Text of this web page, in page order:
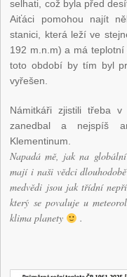
selhati, což byla před
Aiťáci pomohou najít
stanici, která leží ve
192 m.n.m) a má
toto období by tím byl
vyřešen.
Námitkáři zjistili třeba
zanedbal a nejspíš
Klementinum.
Napadá mě, jak na
mají i naši vědci
medvědi jsou jak třídní
který se povaluje u
klima planety
.